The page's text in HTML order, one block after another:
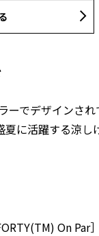
ーでデザインさ
に活躍する涼し
On Par